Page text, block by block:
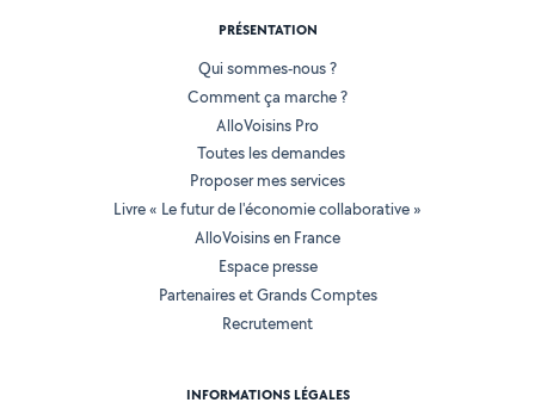
PRÉSENTATION
Qui sommes-nous ?
Comment ça marche ?
AlloVoisins Pro
Toutes les demandes
Proposer mes services
Livre « Le futur de l'économie collaborative »
AlloVoisins en France
Espace presse
Partenaires et Grands Comptes
Recrutement
INFORMATIONS LÉGALES